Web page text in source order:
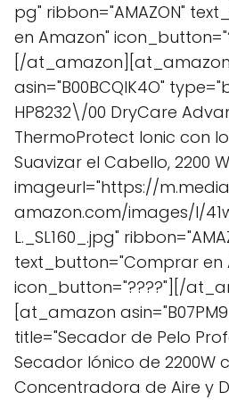
pg" ribbon="AMAZON"
en Amazon"
[/at_amazon][at_amazon
asin="B00BCQIK4O"
HP8232\/00 DryCare
ThermoProtect Ionic con
Suavizar el Cabello, 2200
imageurl="https://
amazon.com/images/I/
L._SL160_.jpg"
text_button="Comprar en
icon_button="????"][/
[at_amazon
title="Secador de Pelo
Secador Iónico de 2200W
Concentradora de Aire y